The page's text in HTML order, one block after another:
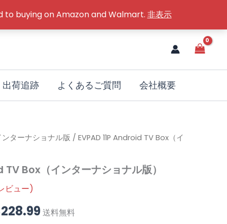
to buying on Amazon and Walmart. 非表示
出荷追跡 よくあるご質問 会社概要
ンターナショナル版 / EVPAD 11P Android TV Box（イ
TV Box（インターナショナル版）
ビュー)
228.99
現
の
格
送料無料